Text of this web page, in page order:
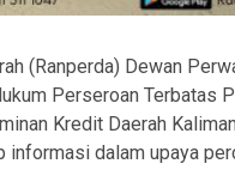
(Ranperda) Dewan
Perseroan Terbatas
Kredit Daerah
dalam upaya